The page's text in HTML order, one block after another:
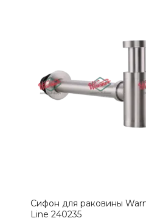
Сифон для раковины
Line 240235